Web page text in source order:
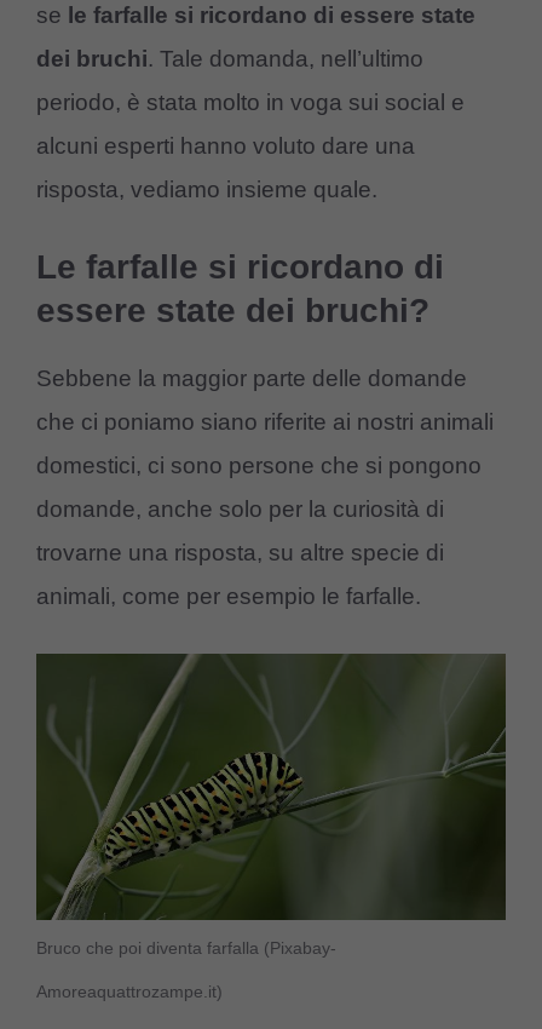
se le farfalle si ricordano di essere state
dei bruchi. Tale domanda, nell’ultimo
periodo, è stata molto in voga sui social e
alcuni esperti hanno voluto dare una
risposta, vediamo insieme quale.
Le farfalle si ricordano di
essere state dei bruchi?
Sebbene la maggior parte delle domande
che ci poniamo siano riferite ai nostri animali
domestici, ci sono persone che si pongono
domande, anche solo per la curiosità di
trovarne una risposta, su altre specie di
animali, come per esempio le farfalle.
Bruco che poi diventa farfalla (Pixabay-
Amoreaquattrozampe.it)